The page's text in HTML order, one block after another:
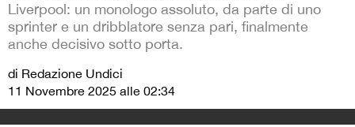
Liverpool: un monologo assoluto, da parte di uno
sprinter e un dribblatore senza pari, finalmente
anche decisivo sotto porta.
di Redazione Undici
11 Novembre 2025 alle 02:34